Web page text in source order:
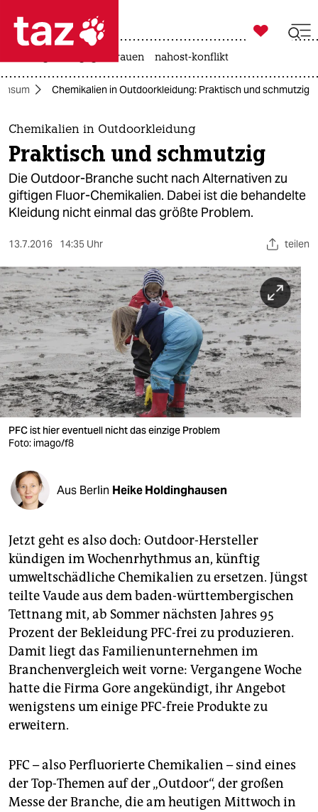
 taz zahl ich
taz zahl ich
themen
politik
öko
gesellschaft
sport
berlin
nord
wahrheit
verlag
verlag
veranstaltungen
shop
unterstützen
abo
genossenschaft
epaper login

taz zahl ich
gewalt gegen frauen nahost-konflikt
Chemikalien in Outdoorkleidung: Praktisch und schmutzig
Chemikalien in Outdoorkleidung
Praktisch und schmutzig
Die Outdoor-Branche sucht nach Alternativen zu
giftigen Fluor-Chemikalien. Dabei ist die behandelte
Kleidung nicht einmal das größte Problem.
13.7.2016 14:35 Uhr teilen
PFC ist hier eventuell nicht das einzige Problem
Foto: imago/f8
Aus Berlin Heike Holdinghausen
Jetzt geht es also doch: Outdoor-Hersteller
kündigen im Wochenrhythmus an, künftig
umweltschädliche Chemikalien zu ersetzen. Jüngst
teilte Vaude aus dem baden-württembergischen
Tettnang mit, ab Sommer nächsten Jahres 95
Prozent der Bekleidung PFC-frei zu produzieren.
Damit liegt das Familienunternehmen im
Branchenvergleich weit vorne: Vergangene Woche
hatte die Firma Gore angekündigt, ihr Angebot
wenigstens um einige PFC-freie Produkte zu
erweitern.
PFC – also Perfluorierte Chemikalien – sind eines
der Top-Themen auf der „Outdoor“, der großen
Messe der Branche, die am heutigen Mittwoch in